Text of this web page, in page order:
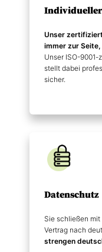
Unser
immer zur
Unser ISO-
stellt dabei
sicher.
Datenschutz
Sie schließen
Vertrag nach
strengen